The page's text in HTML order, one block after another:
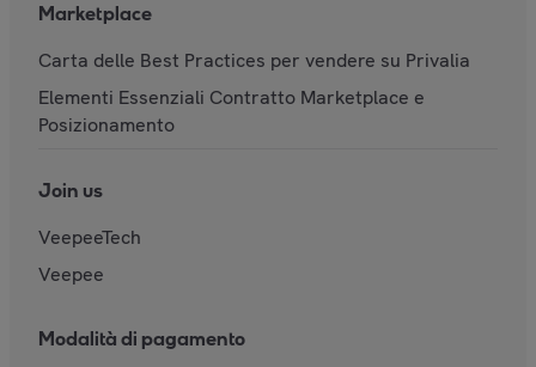
Marketplace
Carta delle Best Practices per vendere su Privalia
Elementi Essenziali Contratto Marketplace e
Posizionamento
Join us
VeepeeTech
Veepee
Modalità di pagamento